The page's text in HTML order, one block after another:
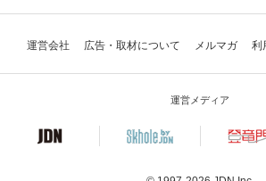
運営会社 広告・取材について メルマガ 利
運営メディア